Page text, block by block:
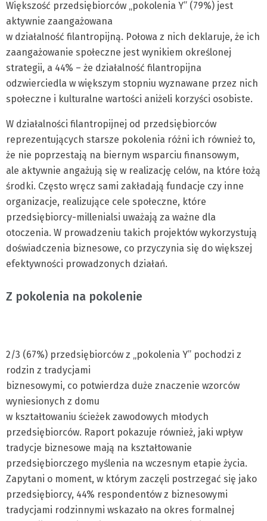
Większość przedsiębiorców „pokolenia Y” (79%) jest
aktywnie zaangażowana
w działalność filantropijną. Połowa z nich deklaruje, że ich
zaangażowanie społeczne jest wynikiem określonej
strategii, a 44% – że działalność filantropijna
odzwierciedla w większym stopniu wyznawane przez nich
społeczne i kulturalne wartości aniżeli korzyści osobiste.
W działalności filantropijnej od przedsiębiorców
reprezentujących starsze pokolenia różni ich również to,
że nie poprzestają na biernym wsparciu finansowym,
ale aktywnie angażują się w realizację celów, na które łożą
środki. Często wręcz sami zakładają fundacje czy inne
organizacje, realizujące cele społeczne, które
przedsiębiorcy-millenialsi uważają za ważne dla
otoczenia. W prowadzeniu takich projektów wykorzystują
doświadczenia biznesowe, co przyczynia się do większej
efektywności prowadzonych działań.
Z pokolenia na pokolenie
2/3 (67%) przedsiębiorców z „pokolenia Y” pochodzi z
rodzin z tradycjami
biznesowymi, co potwierdza duże znaczenie wzorców
wyniesionych z domu
w kształtowaniu ścieżek zawodowych młodych
przedsiębiorców. Raport pokazuje również, jaki wpływ
tradycje biznesowe mają na kształtowanie
przedsiębiorczego myślenia na wczesnym etapie życia.
Zapytani o moment, w którym zaczęli postrzegać się jako
przedsiębiorcy, 44% respondentów z biznesowymi
tradycjami rodzinnymi wskazało na okres formalnej